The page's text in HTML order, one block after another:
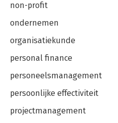
non-profit
ondernemen
organisatiekunde
personal finance
personeelsmanagement
persoonlijke effectiviteit
projectmanagement